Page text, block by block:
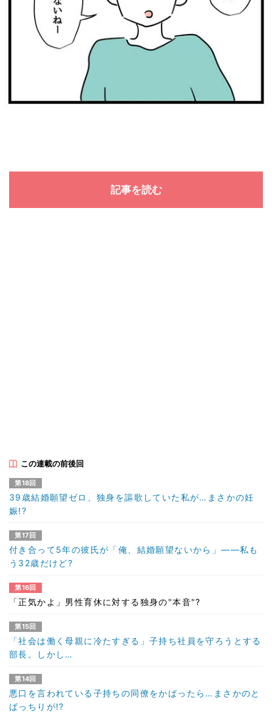
記事を読む
この連載の前後回
第18回
39歳結婚願望ゼロ、独身を謳歌していた私が…まさかの妊
娠!?
第17回
付き合って5年の彼氏が「俺、結婚願望ないから」――私も
う32歳だけど?
第16回
「正気かよ」男性育休に対する独身の"本音"?
第15回
「社会は働く母親に冷たすぎる」子持ち社員を守ろうとする
部長。しかし…
第14回
悪口を言われている子持ちの同僚をかばったら…まさかのと
ばっちりが!?